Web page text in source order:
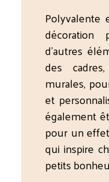
Polyvalente
d’autres
des
murales,
et
également
pour un
qui inspire
petits